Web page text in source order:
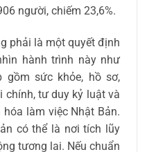
người, chiếm 23,6%.
phải là một quyết định
hành trình này như
gồm sức khỏe, hồ sơ,
chính, tư duy kỷ luật và
làm việc Nhật Bản.
có thể là nơi tích lũy
tương lai. Nếu chuẩn